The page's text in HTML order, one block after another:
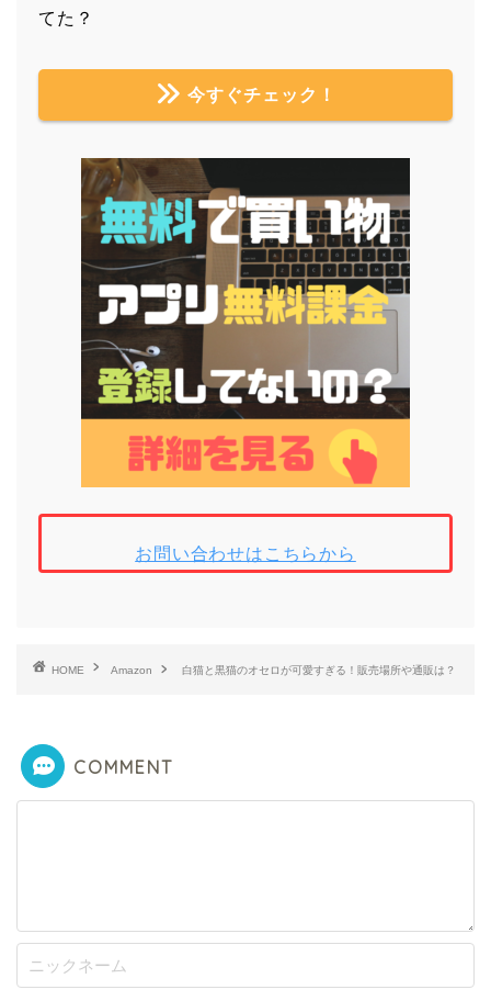
てた？
今すぐチェック！
お問い合わせはこちらから
HOME Amazon 白猫と黒猫のオセロが可愛すぎる！販売場所や通販は？
COMMENT